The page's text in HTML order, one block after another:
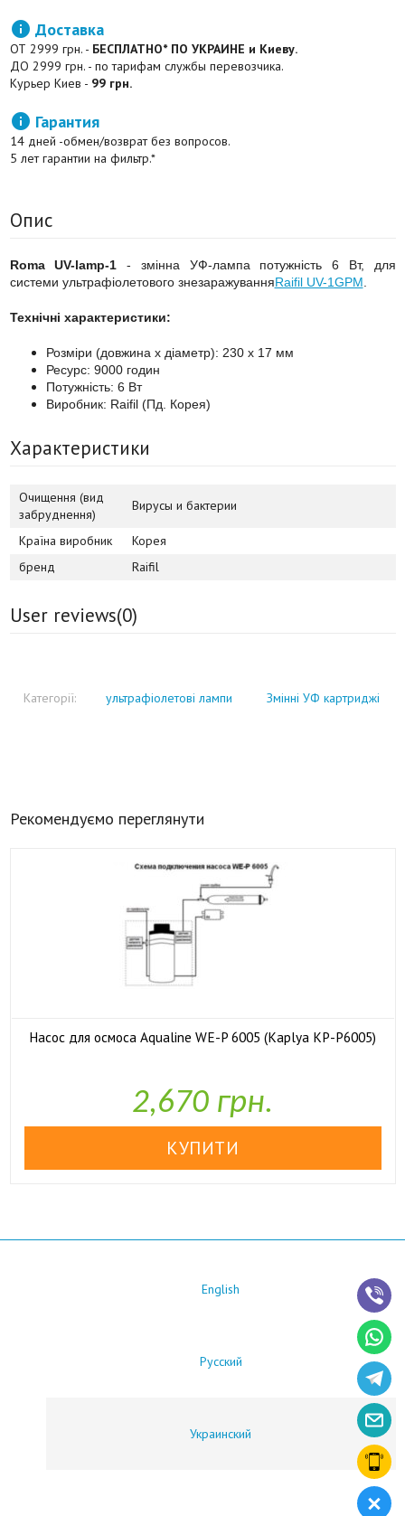
 Доставка
ОТ 2999 грн. - БЕСПЛАТНО* ПО УКРАИНЕ и Киеву.
ДО 2999 грн. - по тарифам службы перевозчика.
Курьер Киев - 99 грн.
 Гарантия
14 дней -обмен/возврат без вопросов.
5 лет гарантии на фильтр.*
Опис
Roma UV-lamp-1 - змінна УФ-лампа потужність 6 Вт, для
системи ультрафіолетового знезаражуванняRaifil UV-1GPM
Технічні характеристики:
Розміри (довжина х діаметр): 230 х 17 мм
Ресурс: 9000 годин
Потужність: 6 Вт
Виробник: Raifil (Пд. Корея)
Характеристики
Очищення (вид
забруднення)
Вирусы и бактерии
Країна виробник
Корея
бренд
Raifil
User reviews(0)
Категорії: ультрафіолетові лампи Змінні УФ картриджі
Рекомендуємо переглянути
Насос для осмоса Aqualine WE-P 6005 (Kaplya KP-P6005)
2,670 грн.
English
Русский
Украинский